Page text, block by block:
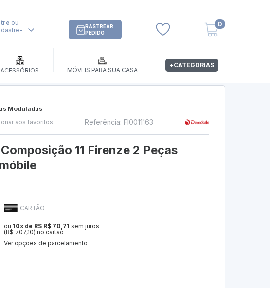
ou
RASTREAR
PEDIDO
0
ACESSÓRIOS MÓVEIS PARA SUA CASA
+CATEGORIAS
Moduladas
aos favoritos Referência: FI0011163
11 Firenze 2 Peças
CARTÃO
ou 10x de R$ R$ 70,71 sem juros
(R$ 707,10) no cartão
Ver opções de parcelamento